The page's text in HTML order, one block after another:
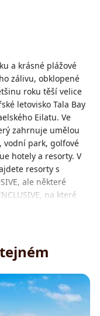
a krásné plážové
zálivu, obklopené
roku těší velice
letovisko Tala Bay
Eilatu. Ve
zahrnuje umělou
vodní park, golfové
hotely a resorty. V
resorty s
ale některé
na které